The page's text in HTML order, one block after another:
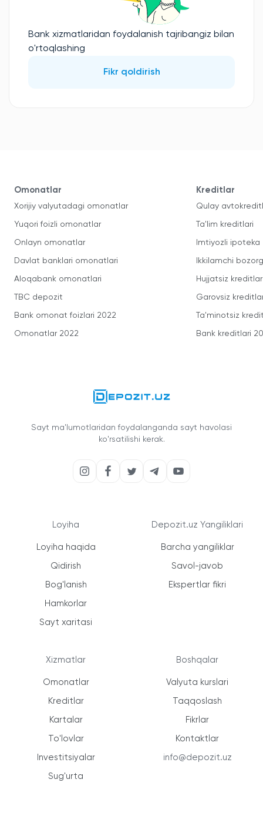
Bank xizmatlaridan foydalanish tajribangiz bilan
o'rtoqlashing
Fikr qoldirish
Omonatlar
Xorijiy valyutadagi omonatlar
Yuqori foizli omonatlar
Onlayn omonatlar
Davlat banklari omonatlari
Aloqabank omonatlari
TBC depozit
Bank omonat foizlari 2022
Omonatlar 2022
Kreditlar
Qulay
Ta'lim kreditlari
Imtiyozli ipoteka
Ikkilamchi
Hujjatsiz kreditlar
Garovsiz
Ta'minotsiz
Bank kreditlari
Sayt ma'lumotlaridan foydalanganda sayt havolasi
ko'rsatilishi kerak.
Loyiha
Loyiha haqida
Qidirish
Bog'lanish
Hamkorlar
Sayt xaritasi
Xizmatlar
Omonatlar
Kreditlar
Kartalar
To'lovlar
Investitsiyalar
Sug'urta
Depozit.uz Yangiliklari
Barcha yangiliklar
Savol-javob
Ekspertlar fikri
Boshqalar
Valyuta kurslari
Taqqoslash
Fikrlar
Kontaktlar
info@depozit.uz